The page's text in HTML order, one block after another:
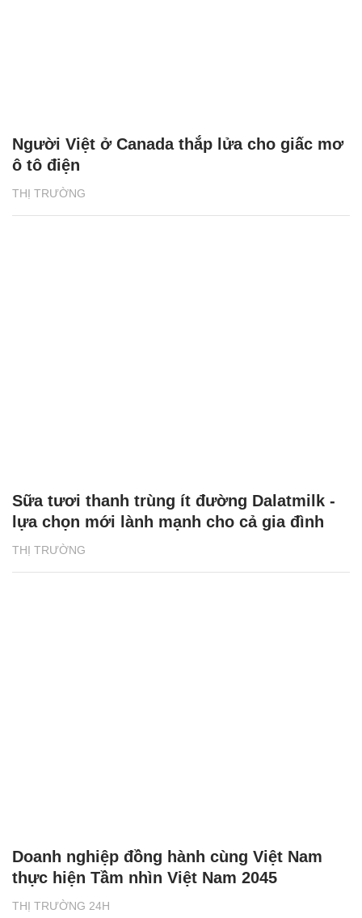
THỊ TRƯỜNG
Người Việt ở Canada thắp lửa cho giấc mơ
ô tô điện
THỊ TRƯỜNG
Sữa tươi thanh trùng ít đường Dalatmilk -
lựa chọn mới lành mạnh cho cả gia đình
THỊ TRƯỜNG 24H
Doanh nghiệp đồng hành cùng Việt Nam
thực hiện Tầm nhìn Việt Nam 2045